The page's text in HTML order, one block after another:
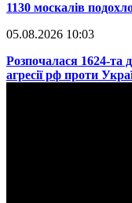
​1130 москалів
05.08.2026 10:03
​Розпочалася 1624-та
агресії рф проти